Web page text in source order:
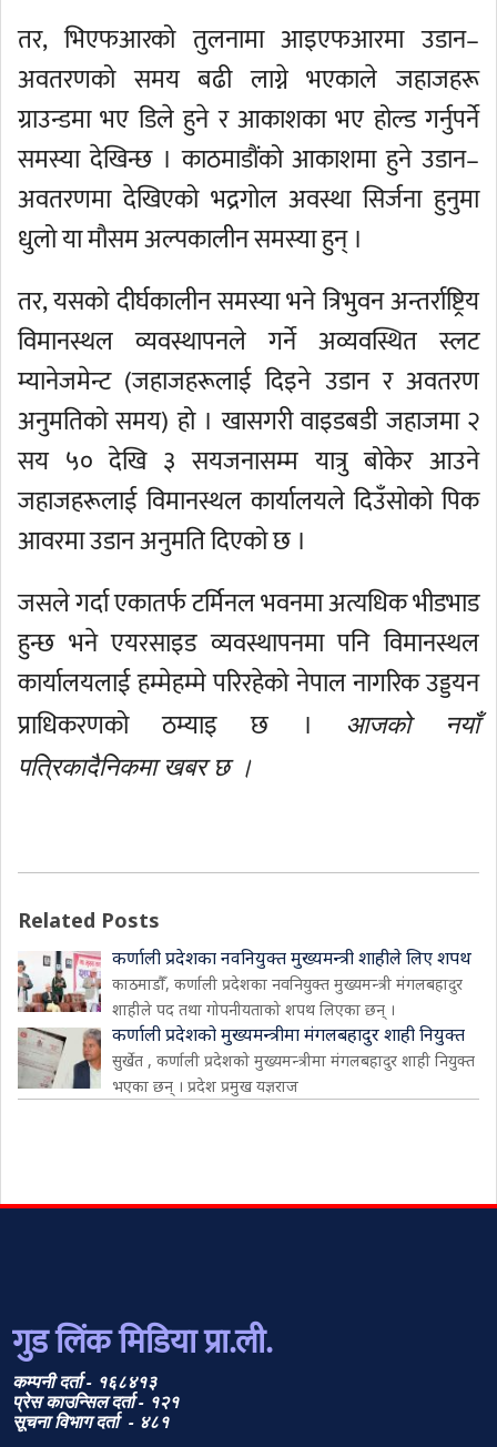
तर, भिएफआरको तुलनामा आइएफआरमा उडान–
अवतरणको समय बढी लाग्ने भएकाले जहाजहरू
ग्राउन्डमा भए डिले हुने र आकाशका भए होल्ड गर्नुपर्ने
समस्या देखिन्छ । काठमाडौंको आकाशमा हुने उडान–
अवतरणमा देखिएको भद्रगोल अवस्था सिर्जना हुनुमा
धुलो या मौसम अल्पकालीन समस्या हुन् ।
तर, यसको दीर्घकालीन समस्या भने त्रिभुवन अन्तर्राष्ट्रिय
विमानस्थल व्यवस्थापनले गर्ने अव्यवस्थित स्लट
म्यानेजमेन्ट (जहाजहरूलाई दिइने उडान र अवतरण
अनुमतिको समय) हो । खासगरी वाइडबडी जहाजमा २
सय ५० देखि ३ सयजनासम्म यात्रु बोकेर आउने
जहाजहरूलाई विमानस्थल कार्यालयले दिउँसोको पिक
आवरमा उडान अनुमति दिएको छ ।
जसले गर्दा एकातर्फ टर्मिनल भवनमा अत्यधिक भीडभाड
हुन्छ भने एयरसाइड व्यवस्थापनमा पनि विमानस्थल
कार्यालयलाई हम्मेहम्मे परिरहेको नेपाल नागरिक उड्डयन
प्राधिकरणको ठम्याइ छ ।
आजको नयाँ
पत्रिकादैनिकमा खबर छ ।
Related Posts
कर्णाली प्रदेशका नवनियुक्त मुख्यमन्त्री शाहीले लिए शपथ
काठमाडौँ, कर्णाली प्रदेशका नवनियुक्त मुख्यमन्त्री मंगलबहादुर
शाहीले पद तथा गोपनीयताको शपथ लिएका छन् ।
कर्णाली प्रदेशको मुख्यमन्त्रीमा मंगलबहादुर शाही नियुक्त
सुर्खेत , कर्णाली प्रदेशको मुख्यमन्त्रीमा मंगलबहादुर शाही नियुक्त
भएका छन् । प्रदेश प्रमुख यज्ञराज
गुड लिंक मिडिया प्रा.ली.
कम्पनी दर्ता - १६८४१३
प्रेस काउन्सिल दर्ता - १२१
सूचना विभाग दर्ता - ४८१